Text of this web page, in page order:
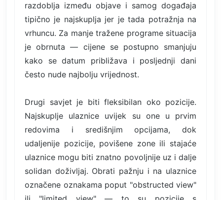
razdoblja između objave i samog događaja
tipično je najskuplja jer je tada potražnja na
vrhuncu. Za manje tražene programe situacija
je obrnuta — cijene se postupno smanjuju
kako se datum približava i posljednji dani
često nude najbolju vrijednost.
Drugi savjet je biti fleksibilan oko pozicije.
Najskuplje ulaznice uvijek su one u prvim
redovima i središnjim opcijama, dok
udaljenije pozicije, povišene zone ili stajaće
ulaznice mogu biti znatno povoljnije uz i dalje
solidan doživljaj. Obrati pažnju i na ulaznice
označene oznakama poput "obstructed view"